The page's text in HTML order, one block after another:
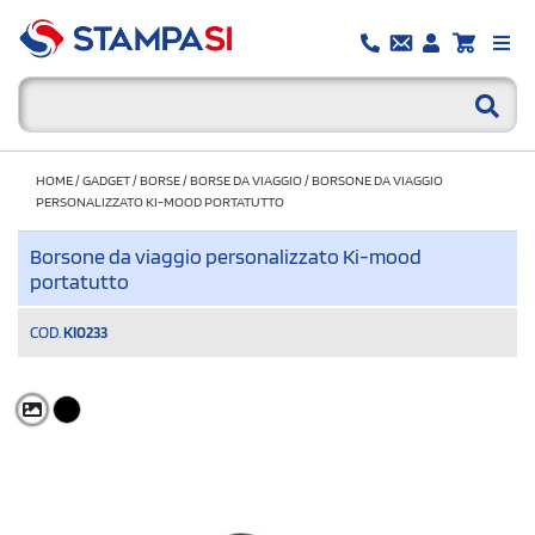
HOME/GADGET/BORSE/BORSE DA VIAGGIO/BORSONE DA VIAGGIO
PERSONALIZZATO KI-MOOD PORTATUTTO
Borsone da viaggio personalizzato Ki-mood
portatutto
COD. KI0233